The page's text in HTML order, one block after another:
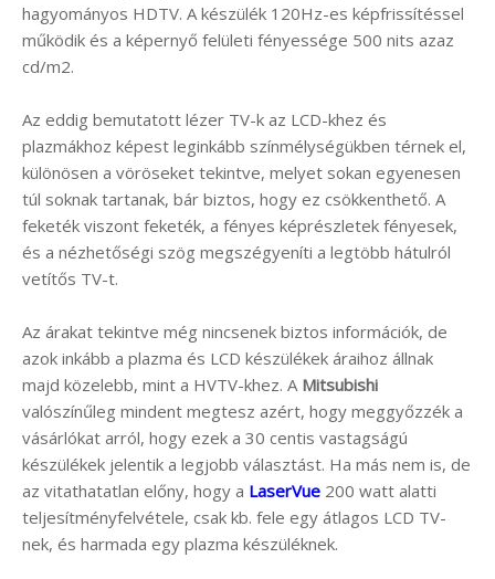
hagyományos HDTV. A készülék 120Hz-es képfrissítéssel
működik és a képernyő felületi fényessége 500 nits azaz
cd/m2.
Az eddig bemutatott lézer TV-k az LCD-khez és
plazmákhoz képest leginkább színmélységükben térnek el,
különösen a vöröseket tekintve, melyet sokan egyenesen
túl soknak tartanak, bár biztos, hogy ez csökkenthető. A
feketék viszont feketék, a fényes képrészletek fényesek,
és a nézhetőségi szög megszégyeníti a legtöbb hátulról
vetítős TV-t.
Az árakat tekintve még nincsenek biztos információk, de
azok inkább a plazma és LCD készülékek áraihoz állnak
majd közelebb, mint a HVTV-khez. A Mitsubishi
valószínűleg mindent megtesz azért, hogy meggyőzzék a
vásárlókat arról, hogy ezek a 30 centis vastagságú
készülékek jelentik a legjobb választást. Ha más nem is, de
az vitathatatlan előny, hogy a LaserVue 200 watt alatti
teljesítményfelvétele, csak kb. fele egy átlagos LCD TV-
nek, és harmada egy plazma készüléknek.